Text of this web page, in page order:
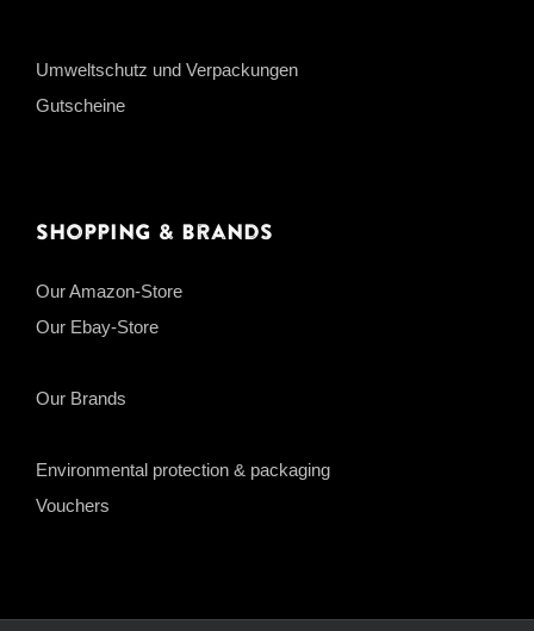
Umweltschutz und Verpackungen
Gutscheine
Shopping & Brands
Our Amazon-Store
Our Ebay-Store
Our Brands
Environmental protection & packaging
Vouchers